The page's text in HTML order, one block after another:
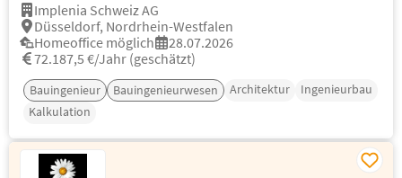
Implenia Schweiz AG
Düsseldorf, Nordrhein-Westfalen
Homeoffice möglich
28.07.2026
72.187,5 €/Jahr (geschätzt)
Bauingenieur Bauingenieurwesen Architektur
Ingenieurbau
Kalkulation